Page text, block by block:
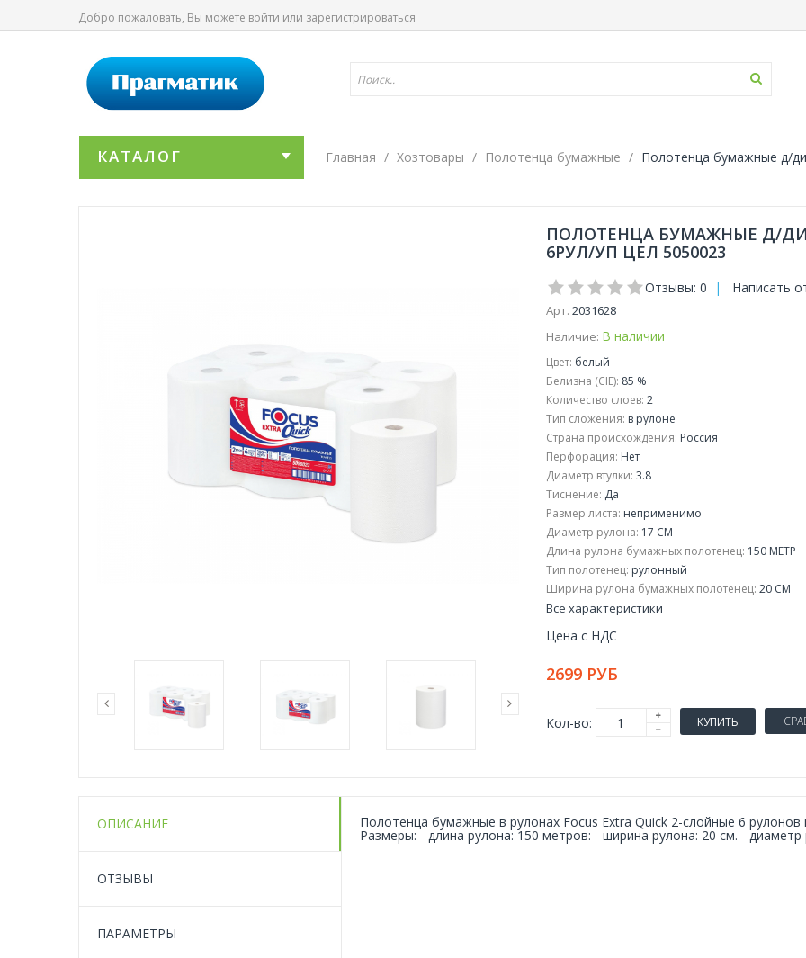
Добро пожаловать, Вы можете войти или зарегистрироваться
КАТАЛОГ Главная Хозтовары Полотенца бумажные Полотенца бумажные д/
ПОЛОТЕНЦА БУМАЖНЫЕ Д/
6РУЛ/УП ЦЕЛ 5050023
Отзывы: 0 | Написать
Арт. 2031628
Наличие: В наличии
Цвет: белый
Белизна (CIE): 85 %
Количество слоев: 2
Тип сложения: в рулоне
Страна происхождения: Россия
Перфорация: Нет
Диаметр втулки: 3.8
Тиснение: Да
Размер листа: неприменимо
Диаметр рулона: 17 СМ
Длина рулона бумажных полотенец: 150 МЕТР
Тип полотенец: рулонный
Ширина рулона бумажных полотенец: 20 СМ
Все характеристики
Цена с НДС
2699 РУБ
Кол-во: КУПИТЬ
ОПИСАНИЕ
ОТЗЫВЫ
ПАРАМЕТРЫ
Полотенца бумажные в рулонах Focus Extra Quick 2-слойные 6
Размеры: - длина рулона: 150 метров: - ширина рулона: 20 см. -